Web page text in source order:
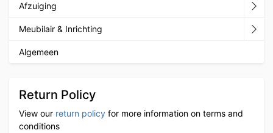
Afzuiging
Meubilair & Inrichting
Algemeen
Return Policy
View our return policy for more information on terms and
conditions